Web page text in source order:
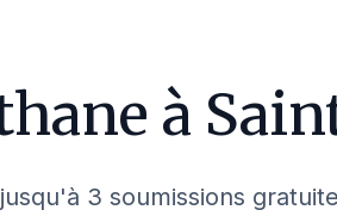
à
3 soumissions